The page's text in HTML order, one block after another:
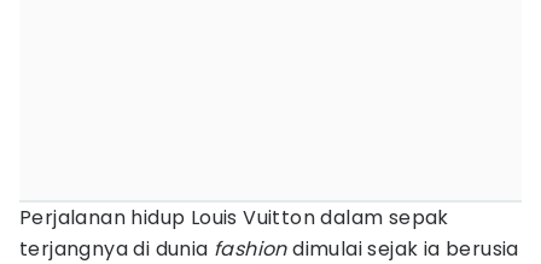
Perjalanan hidup Louis Vuitton dalam sepak
terjangnya di dunia fashiondimulai sejak ia berusia